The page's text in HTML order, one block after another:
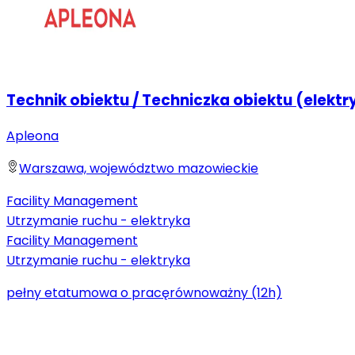
Technik obiektu / Techniczka obiektu
Apleona
Warszawa, województwo mazowieckie
Facility Management
Utrzymanie ruchu - elektryka
Facility Management
Utrzymanie ruchu - elektryka
pełny etatumowa o pracęrównoważny (12h)